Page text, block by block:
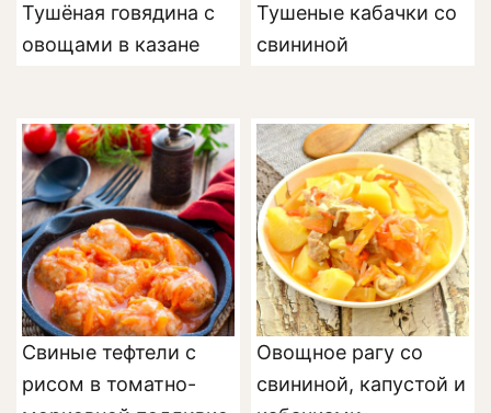
Тушёная говядина с
овощами в казане
Тушеные кабачки со
свининой
Свиные тефтели с
рисом в томатно-
Овощное рагу со
свининой, капустой и